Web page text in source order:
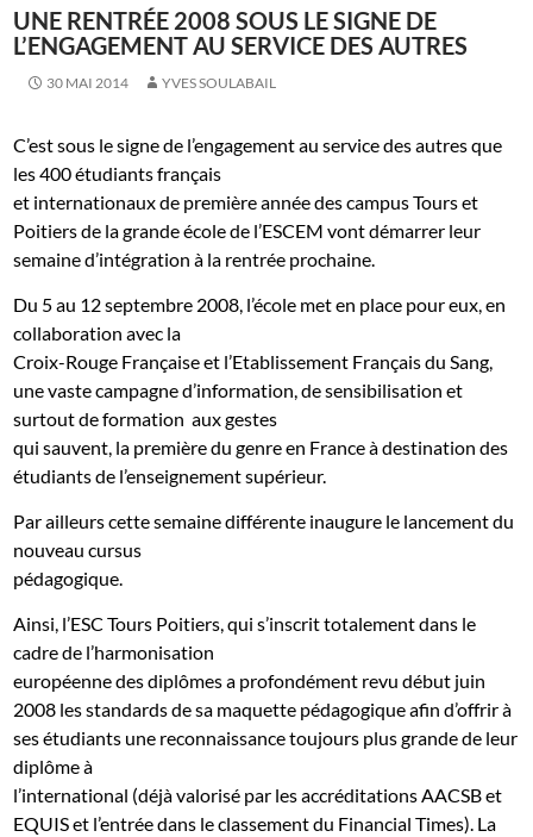
UNE RENTRÉE 2008 SOUS LE SIGNE DE
L’ENGAGEMENT AU SERVICE DES AUTRES
30 MAI 2014 YVES SOULABAIL
C’est sous le signe de l’engagement au service des autres que
les 400 étudiants français
et internationaux de première année des campus Tours et
Poitiers de la grande école de l’ESCEM vont démarrer leur
semaine d’intégration à la rentrée prochaine.
Du 5 au 12 septembre 2008, l’école met en place pour eux, en
collaboration avec la
Croix-Rouge Française et l’Etablissement Français du Sang,
une vaste campagne d’information, de sensibilisation et
surtout de formation aux gestes
qui sauvent, la première du genre en France à destination des
étudiants de l’enseignement supérieur.
Par ailleurs cette semaine différente inaugure le lancement du
nouveau cursus
pédagogique.
Ainsi, l’ESC Tours Poitiers, qui s’inscrit totalement dans le
cadre de l’harmonisation
européenne des diplômes a profondément revu début juin
2008 les standards de sa maquette pédagogique afin d’offrir à
ses étudiants une reconnaissance toujours plus grande de leur
diplôme à
l’international (déjà valorisé par les accréditations AACSB et
EQUIS et l’entrée dans le classement du Financial Times). La